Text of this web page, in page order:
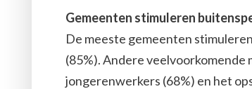
Gemeenten stimuleren
De meeste gemeenten
(85%). Andere
jongerenwerkers (68%) en het